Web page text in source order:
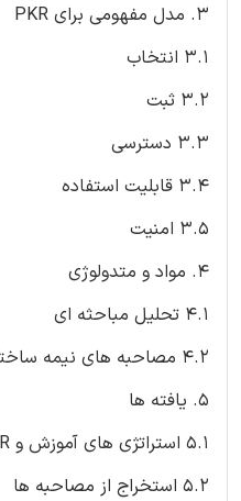
3. مدل مفهومی برای PKR
3.1 انتخاب
3.2 ثبت
3.3 دسترسی
3.4 قابلیت استفاده
3.5 امنیت
4. مواد و متدولوژی
4.1 تحلیل مباحثه ای
4.2 مصاحبه های نیمه ساختاریافته
5. یافته ها
5.1 استراتژی های آموزش و HR
5.2 استخراج از مصاحبه ها